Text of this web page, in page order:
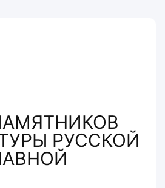
РУССКОЙ